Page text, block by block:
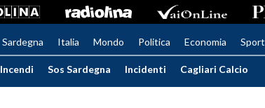
Sardegna Italia Mondo Politica Economia Sport
Incendi Sos Sardegna Incidenti Cagliari Calcio